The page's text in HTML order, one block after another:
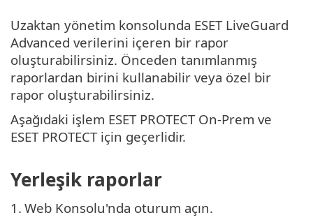
Uzaktan yönetim konsolunda ESET LiveGuard
Advanced verilerini içeren bir rapor
oluşturabilirsiniz. Önceden tanımlanmış
raporlardan birini kullanabilir veya özel bir
rapor oluşturabilirsiniz.
Aşağıdaki işlem ESET PROTECT On-Prem ve
ESET PROTECT için geçerlidir.
Yerleşik raporlar
1. Web Konsolu'nda oturum açın.